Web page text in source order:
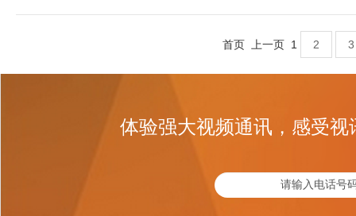
首页 上一页 1 2 3
体验强大视频通讯，感受